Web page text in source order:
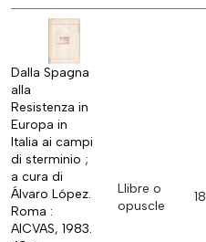
Dalla Spagna
alla
Resistenza in
Europa in
Italia ai campi
di sterminio ;
a cura di
Álvaro López.
Roma :
AICVAS, 1983.
Llibre o
opuscle
18